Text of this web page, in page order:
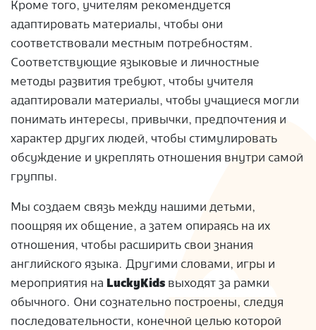
Кроме того, учителям рекомендуется
адаптировать материалы, чтобы они
соответствовали местным потребностям.
Соответствующие языковые и личностные
методы развития требуют, чтобы учителя
адаптировали материалы, чтобы учащиеся могли
понимать интересы, привычки, предпочтения и
характер других людей, чтобы стимулировать
обсуждение и укреплять отношения внутри самой
группы.
Мы создаем связь между нашими детьми,
поощряя их общение, а затем опираясь на их
отношения, чтобы расширить свои знания
английского языка. Другими словами, игры и
мероприятия на LuckyKids выходят за рамки
обычного. Они сознательно построены, следуя
последовательности, конечной целью которой